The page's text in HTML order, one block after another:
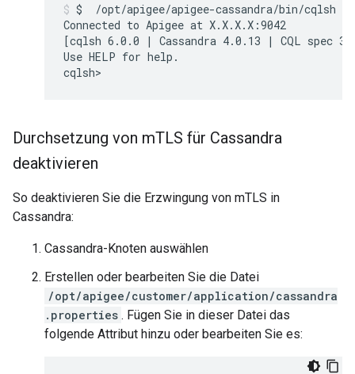
$  /opt/apigee/apigee-cassandra/bin/cqlsh
Connected to Apigee at X.X.X.X:9042
[cqlsh 6.0.0 | Cassandra 4.0.13 | CQL spec
Use HELP for help.
Durchsetzung von mTLS für Cassandra
deaktivieren
So deaktivieren Sie die Erzwingung von mTLS in
Cassandra:
Cassandra-Knoten auswählen
Erstellen oder bearbeiten Sie die Datei
/opt/apigee/customer/application/cassandra
.properties . Fügen Sie in dieser Datei das
folgende Attribut hinzu oder bearbeiten Sie es: